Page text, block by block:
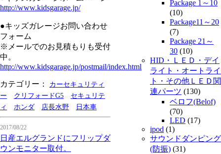
http://www.kidsgarage.jp/
●キッズガレージお問い合わせ
フォーム
※メールでのお見積もりも受付
中。
http://www.kidsgarage.jp/postmail/index.html
カテゴリー：
カーセキュリティ
ー
クリフォードG5
セキュリテ
ィ
ホンダ 店長水野 日本車
2017/08/22
日産エルグランドにフリップダ
ウンモニター取付。
Package 1～10
(10)
Package11～20
(7)
Package 21～
30 (10)
HID・ＬＥＤ・デイ
ライト・オートライ
ト・その他ＬＥＤ関
連パーツ (130)
ベロフ(Belof)
(70)
LED (17)
ipod (1)
サウンドダンピング
(防振) (31)